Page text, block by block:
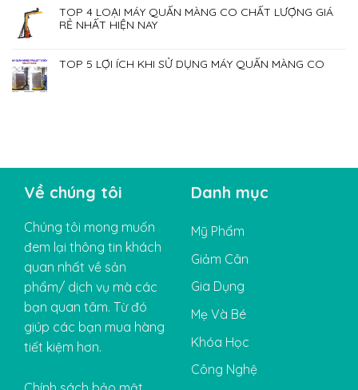
TOP 4 LOẠI MÁY QUẤN MÀNG CO CHẤT LƯỢNG GIÁ
RẺ NHẤT HIỆN NAY
TOP 5 LỢI ÍCH KHI SỬ DỤNG MÁY QUẤN MÀNG CO
Về chúng tôi
Chúng tôi mong muốn
đem lại thông tin khách
quan nhất về sản
phẩm/ dịch vụ mà các
bạn quan tâm. Từ đó
giúp các bạn mua hàng
tiết kiệm hơn.
Danh mục
Mỹ Phẩm
Giảm Cân
Gia Dụng
Mẹ Và Bé
Khóa Học
Công Nghệ